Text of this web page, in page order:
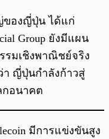
ของญี่ปุ่น ได้แก่
Group ยังมีแผน
รมเชิงพาณิชย์จริง
า ญี่ปุ่นกำลังก้าวสู่
กอนาคต
มีการแข่งขันสูง